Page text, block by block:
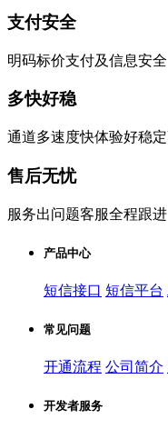
支付安全
明码标价支付及信息安全
多快好稳
通道多速度快体验好稳
售后无忧
服务出问题客服全程跟进
产品中心
短信接口 短信平台
常见问题
开通流程 公司简介
开发者服务